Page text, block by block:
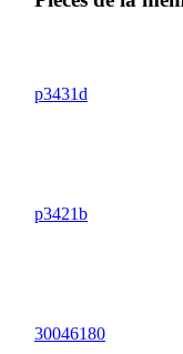
p3431d
p3421b
30046180